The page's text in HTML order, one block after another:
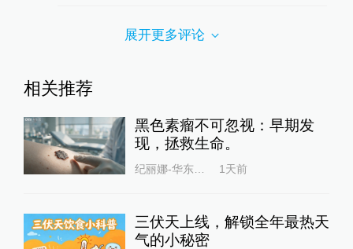
展开更多评论
相关推荐
黑色素瘤不可忽视：早期发
现，拯救生命。
1天前
三伏天上线，解锁全年最热天
气的小秘密